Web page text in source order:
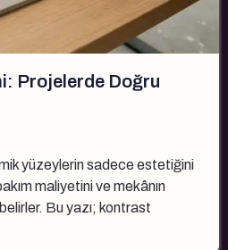
Projelerde Doğru
yüzeylerin sadece estetiğini
maliyetini ve mekânın
Bu yazı; kontrast